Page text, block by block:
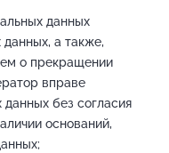
данных
а также,
о прекращении
вправе
без согласия
оснований,